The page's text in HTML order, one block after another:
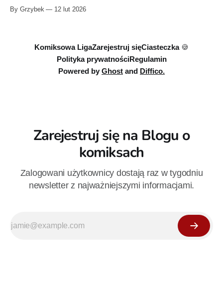
trzeciego stopnia”? A teraz wyobraźcie sobie kontakt z czymś
pozaziemskim nie na terenie USA, nie w amerykańskim sosie
By Grzybek 12 lut 2026
Komiksowa LigaZarejestruj sięCiasteczka 🍪
Polityka prywatnościRegulamin
Powered by Ghost and Diffico.
Zarejestruj się na Blogu o
komiksach
Zalogowani użytkownicy dostają raz w tygodniu
newsletter z najważniejszymi informacjami.